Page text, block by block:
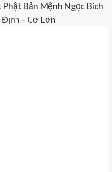
Phật Bản Mệnh Ngọc Bích
Định – Cỡ Lớn